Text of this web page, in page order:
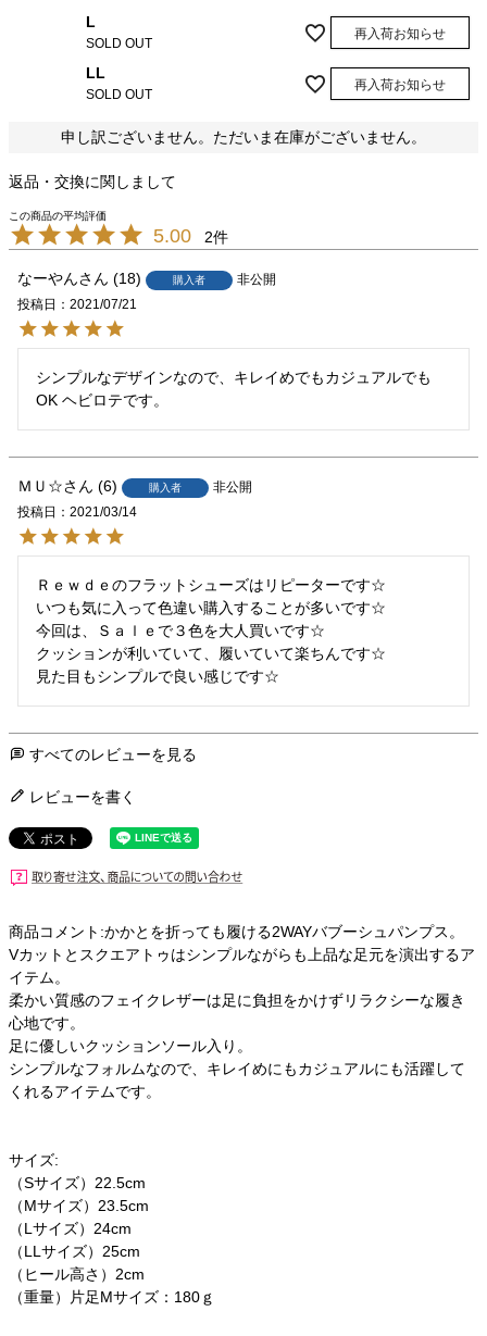
L
SOLD OUT
再入荷お知らせ
LL
SOLD OUT
再入荷お知らせ
申し訳ございません。ただいま在庫がございません。
返品・交換に関しまして
5.00 2
なーやん 18 購入者
非公開
投稿日
2021/07/21
シンプルなデザインなので、キレイめでもカジュアルでも
OK ヘビロテです。
ＭＵ☆ 6 購入者
非公開
投稿日
2021/03/14
Ｒｅｗｄｅのフラットシューズはリピーターです☆
いつも気に入って色違い購入することが多いです☆
今回は、Ｓａｌｅで３色を大人買いです☆
クッションが利いていて、履いていて楽ちんです☆
見た目もシンプルで良い感じです☆
すべてのレビューを見る
レビューを書く
商品コメント:かかとを折っても履ける2WAYバブーシュパンプス。
Vカットとスクエアトゥはシンプルながらも上品な足元を演出するア
イテム。
柔かい質感のフェイクレザーは足に負担をかけずリラクシーな履き
心地です。
足に優しいクッションソール入り。
シンプルなフォルムなので、キレイめにもカジュアルにも活躍して
くれるアイテムです。
サイズ:
（Sサイズ）22.5cm
（Mサイズ）23.5cm
（Lサイズ）24cm
（LLサイズ）25cm
（ヒール高さ）2cm
（重量）片足Mサイズ：180ｇ